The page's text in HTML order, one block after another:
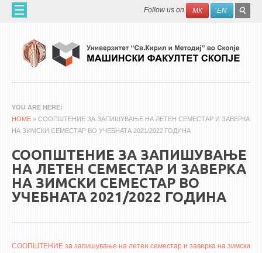
Skip to main content Search
Follow us on МК EN
ЗА НАС
60 ГОДИНИ МФ
ОРГАНИЗАЦИЈА
МАШИНСКО ИНЖЕНЕРСТВО - НАУЧНО СПИСАНИЕ
АПЛИКАТИВНА ДЕЈНОСТ
МЕЃУНАРОДНА СОРАБОТКА
QIM-SEE
YOU ARE HERE
HOME » СООПШТЕНИЕ ЗА ЗАПИШУВАЊЕ НА ЛЕТЕН СЕМЕСТАР И ЗАВЕРКА
НА ЗИМСКИ СЕМЕСТАР ВО УЧЕБНАТА 2021/2022 ГОДИНА
СООПШТЕНИЕ ЗА ЗАПИШУВАЊЕ
НА ЛЕТЕН СЕМЕСТАР И ЗАВЕРКА
НА ЗИМСКИ СЕМЕСТАР ВО
УЧЕБНАТА 2021/2022 ГОДИНА
СООПШТЕНИЕ за запишување на летен семестар и заверка на зимски